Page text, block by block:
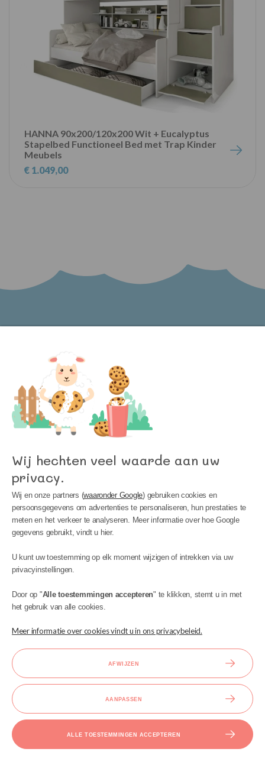
HANNA 90x200/120x200 Wit + Eucalyptus
Stapelbed Functioneel Bed met Trap Kinder
Meubels
€ 1.049,00
BIJSTAND
Ontwerp en uitvoering:
Copyright © 2023 Kinder Meubels 24 |
Wij hechten veel waarde aan uw
privacy.
Wij en onze partners (waaronder Google) gebruiken cookies en
persoonsgegevens om advertenties te personaliseren, hun prestaties te
meten en het verkeer te analyseren. Meer informatie over hoe Google
gegevens gebruikt, vindt u hier.
U kunt uw toestemming op elk moment wijzigen of intrekken via uw
privacyinstellingen.
Door op "Alle toestemmingen accepteren" te klikken, stemt u in met
het gebruik van alle cookies.
Meer informatie over cookies vindt u in ons privacybeleid.
AFWIJZEN
AANPASSEN
ALLE TOESTEMMINGEN ACCEPTEREN